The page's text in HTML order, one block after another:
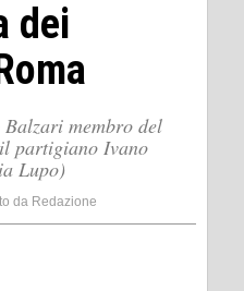
dei
membro del
partigiano Ivano
Lupo)
da Redazione